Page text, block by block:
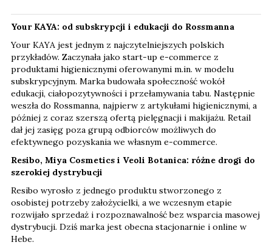
Your KAYA: od subskrypcji i edukacji do Rossmanna
Your KAYA jest jednym z najczytelniejszych polskich
przykładów. Zaczynała jako start-up e-commerce z
produktami higienicznymi oferowanymi m.in. w modelu
subskrypcyjnym. Marka budowała społeczność wokół
edukacji, ciałopozytywności i przełamywania tabu. Następnie
weszła do Rossmanna, najpierw z artykułami higienicznymi, a
później z coraz szerszą ofertą pielęgnacji i makijażu. Retail
dał jej zasięg poza grupą odbiorców możliwych do
efektywnego pozyskania we własnym e-commerce.
Resibo, Miya Cosmetics i Veoli Botanica: różne drogi do
szerokiej dystrybucji
Resibo wyrosło z jednego produktu stworzonego z
osobistej potrzeby założycielki, a we wczesnym etapie
rozwijało sprzedaż i rozpoznawalność bez wsparcia masowej
dystrybucji. Dziś marka jest obecna stacjonarnie i online w
Hebe.